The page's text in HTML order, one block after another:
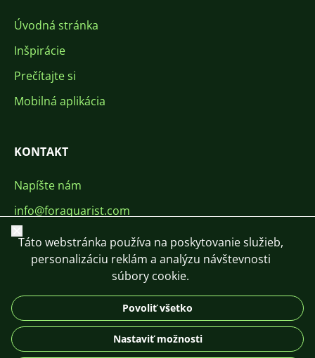
Úvodná stránka
Inšpirácie
Prečítajte si
Mobilná aplikácia
KONTAKT
Napíšte nám
info@foraquarist.com
+420 603 449 602
DE
© 2026 For Aquarist
Zavrieť
Táto webstránka používa na poskytovanie služieb,
personalizáciu reklám a analýzu návštevnosti
súbory cookie.
Povoliť všetko
Nastaviť možnosti